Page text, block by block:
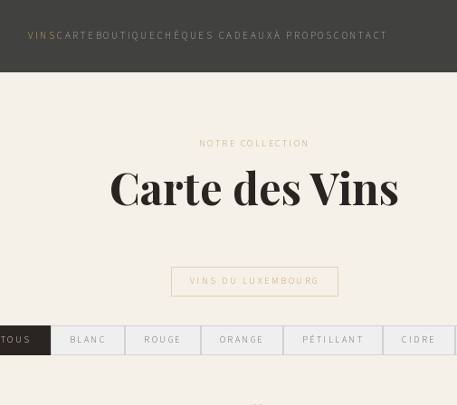
VINS CARTE BOUTIQUE CHÈQUES CADEAUX À PROPOS CONTACT
NOTRE COLLECTION
Carte des Vins
VINS DU LUXEMBOURG
TOUS BLANC ROUGE ORANGE PÉTILLANT CIDRE